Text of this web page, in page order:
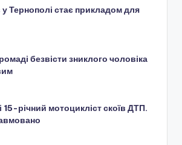
у Тернополі стає прикладом для
безвісти зниклого чоловіка
15-річний мотоцикліст скоїв ДТП.